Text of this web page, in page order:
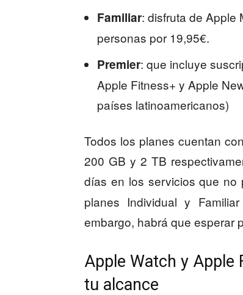
Familiar: disfruta de Apple
personas por 19,95€.
Premier: que incluye
Apple Fitness+ y Apple
países latinoamericanos)
Todos los planes cuentan
200 GB y 2 TB
días en los servicios que no
planes Individual y
embargo, habrá que esperar
Apple Watch y Apple
tu alcance